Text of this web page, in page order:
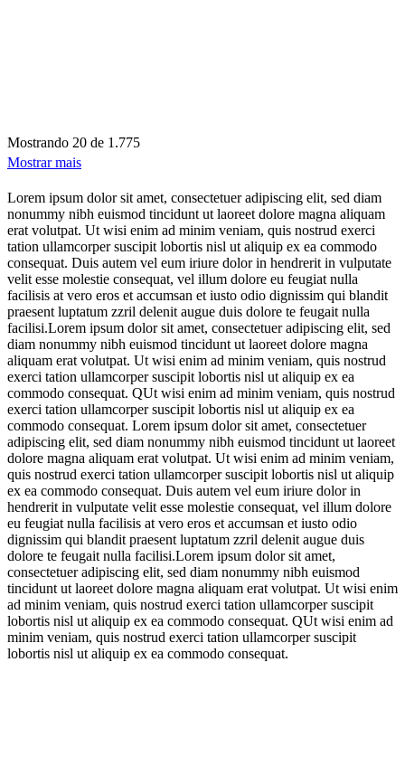
Mostrando 20 de 1.775
Mostrar mais
Lorem ipsum dolor sit amet, consectetuer adipiscing elit, sed diam
nonummy nibh euismod tincidunt ut laoreet dolore magna aliquam
erat volutpat. Ut wisi enim ad minim veniam, quis nostrud exerci
tation ullamcorper suscipit lobortis nisl ut aliquip ex ea commodo
consequat. Duis autem vel eum iriure dolor in hendrerit in vulputate
velit esse molestie consequat, vel illum dolore eu feugiat nulla
facilisis at vero eros et accumsan et iusto odio dignissim qui blandit
praesent luptatum zzril delenit augue duis dolore te feugait nulla
facilisi.Lorem ipsum dolor sit amet, consectetuer adipiscing elit, sed
diam nonummy nibh euismod tincidunt ut laoreet dolore magna
aliquam erat volutpat. Ut wisi enim ad minim veniam, quis nostrud
exerci tation ullamcorper suscipit lobortis nisl ut aliquip ex ea
commodo consequat. QUt wisi enim ad minim veniam, quis nostrud
exerci tation ullamcorper suscipit lobortis nisl ut aliquip ex ea
commodo consequat. Lorem ipsum dolor sit amet, consectetuer
adipiscing elit, sed diam nonummy nibh euismod tincidunt ut laoreet
dolore magna aliquam erat volutpat. Ut wisi enim ad minim veniam,
quis nostrud exerci tation ullamcorper suscipit lobortis nisl ut aliquip
ex ea commodo consequat. Duis autem vel eum iriure dolor in
hendrerit in vulputate velit esse molestie consequat, vel illum dolore
eu feugiat nulla facilisis at vero eros et accumsan et iusto odio
dignissim qui blandit praesent luptatum zzril delenit augue duis
dolore te feugait nulla facilisi.Lorem ipsum dolor sit amet,
consectetuer adipiscing elit, sed diam nonummy nibh euismod
tincidunt ut laoreet dolore magna aliquam erat volutpat. Ut wisi enim
ad minim veniam, quis nostrud exerci tation ullamcorper suscipit
lobortis nisl ut aliquip ex ea commodo consequat. QUt wisi enim ad
minim veniam, quis nostrud exerci tation ullamcorper suscipit
lobortis nisl ut aliquip ex ea commodo consequat.